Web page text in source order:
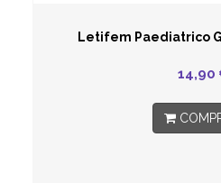
Letifem Paediatrico
14,90